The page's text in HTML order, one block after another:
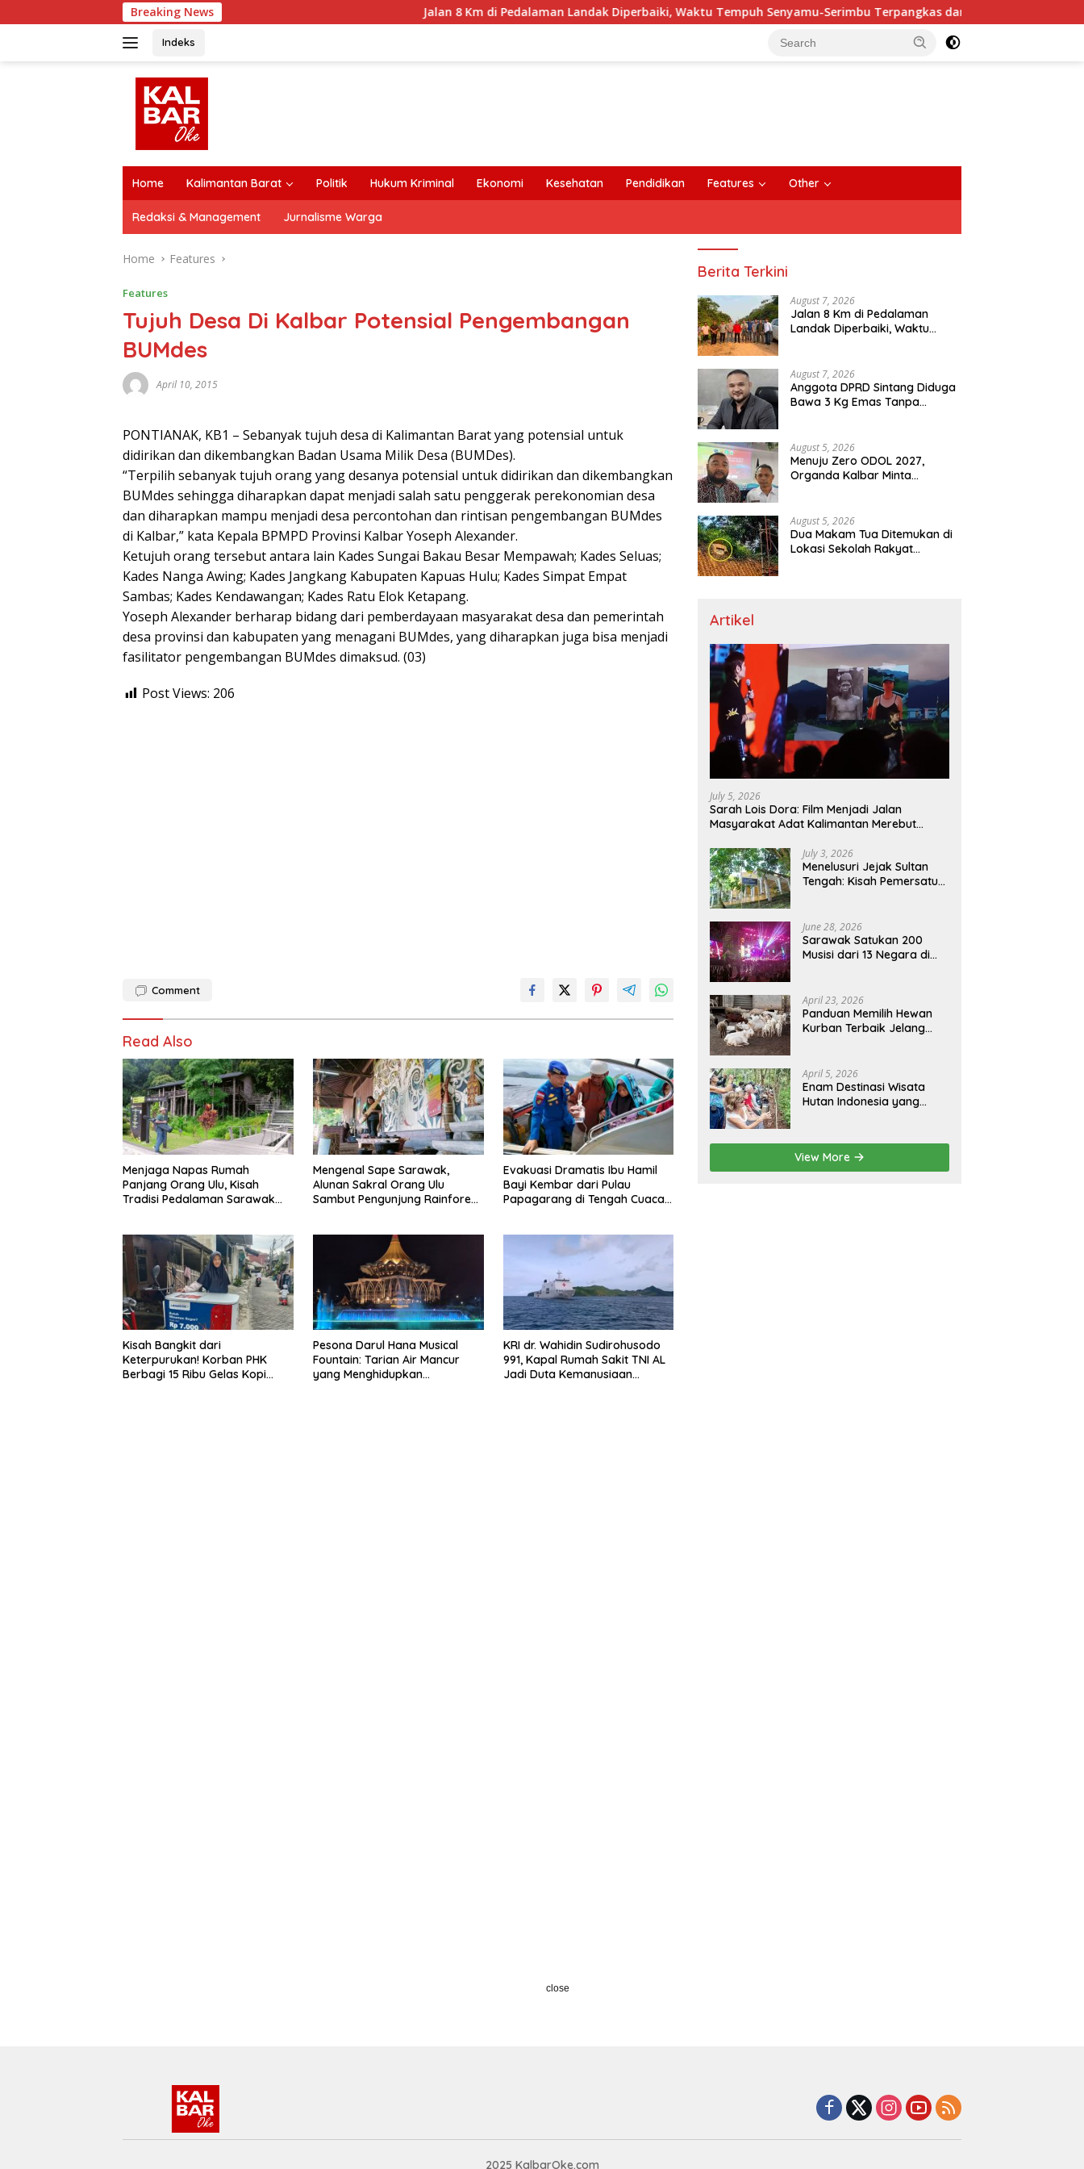
to
Breaking News Jalan 8 Km di Pedalaman Landak Diperbaiki, Waktu Tempuh Senyamu-Serimbu Terpangkas dari 2 Jam Jadi 20 Menit
Indeks
Home Kalimantan Barat Politik Hukum Kriminal Ekonomi Kesehatan Pendidikan Features Other
Redaksi & Management Jurnalisme Warga
Home Features
Features
Tujuh Desa Di Kalbar Potensial Pengembangan
BUMdes
April 10, 2015
PONTIANAK, KB1 – Sebanyak tujuh desa di Kalimantan Barat yang potensial untuk
didirikan dan dikembangkan Badan Usama Milik Desa (BUMDes).
“Terpilih sebanyak tujuh orang yang desanya potensial untuk didirikan dan dikembangkan
BUMdes sehingga diharapkan dapat menjadi salah satu penggerak perekonomian desa
dan diharapkan mampu menjadi desa percontohan dan rintisan pengembangan BUMdes
di Kalbar,” kata Kepala BPMPD Provinsi Kalbar Yoseph Alexander.
Ketujuh orang tersebut antara lain Kades Sungai Bakau Besar Mempawah; Kades Seluas;
Kades Nanga Awing; Kades Jangkang Kabupaten Kapuas Hulu; Kades Simpat Empat
Sambas; Kades Kendawangan; Kades Ratu Elok Ketapang.
Yoseph Alexander berharap bidang dari pemberdayaan masyarakat desa dan pemerintah
desa provinsi dan kabupaten yang menagani BUMdes, yang diharapkan juga bisa menjadi
fasilitator pengembangan BUMdes dimaksud. (03)
Post Views: 206
Comment
Read Also
Menjaga Napas Rumah
Panjang Orang Ulu, Kisah
Tradisi Pedalaman Sarawak
Mengenal Sape Sarawak,
Alunan Sakral Orang Ulu
Sambut Pengunjung Rainforest
Evakuasi Dramatis Ibu Hamil
Bayi Kembar dari Pulau
Papagarang di Tengah Cuaca
Kisah Bangkit dari
Keterpurukan! Korban PHK
Berbagi 15 Ribu Gelas Kopi
Pesona Darul Hana Musical
Fountain: Tarian Air Mancur
yang Menghidupkan
KRI dr. Wahidin Sudirohusodo
991, Kapal Rumah Sakit TNI AL
Jadi Duta Kemanusiaan
Berita Terkini
August 7, 2026
Jalan 8 Km di Pedalaman
Landak Diperbaiki, Waktu
Menit
August 7, 2026
Anggota DPRD Sintang Diduga
Bawa 3 Kg Emas Tanpa
August 5, 2026
Menuju Zero ODOL 2027,
Organda Kalbar Minta
August 5, 2026
Dua Makam Tua Ditemukan di
Lokasi Sekolah Rakyat
Artikel
July 5, 2026
Sarah Lois Dora: Film Menjadi Jalan
Masyarakat Adat Kalimantan Merebut
July 3, 2026
Menelusuri Jejak Sultan
Tengah: Kisah Pemersatu
Versi Jiran
June 28, 2026
Sarawak Satukan 200
Musisi dari 13 Negara di
Budaya Borneo
April 23, 2026
Panduan Memilih Hewan
Kurban Terbaik Jelang
April 5, 2026
Enam Destinasi Wisata
Hutan Indonesia yang
View More
2025 KalbarOke.com
close